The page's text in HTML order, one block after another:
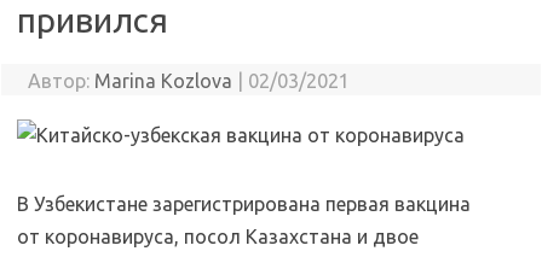
привился
Автор: Marina Kozlova 02/03/2021
В Узбекистане зарегистрирована первая вакцина
от коронавируса, посол Казахстана и двое